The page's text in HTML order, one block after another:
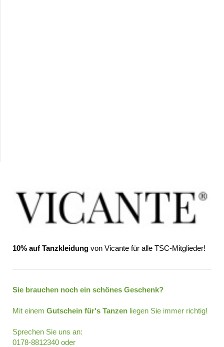
10% auf Tanzkleidung von Vicante für alle TSC-Mitglieder!
Sie brauchen noch ein schönes Geschenk?
Mit einem Gutschein für's Tanzen liegen Sie immer richtig!
Sprechen Sie uns an:
0178-8812340 oder